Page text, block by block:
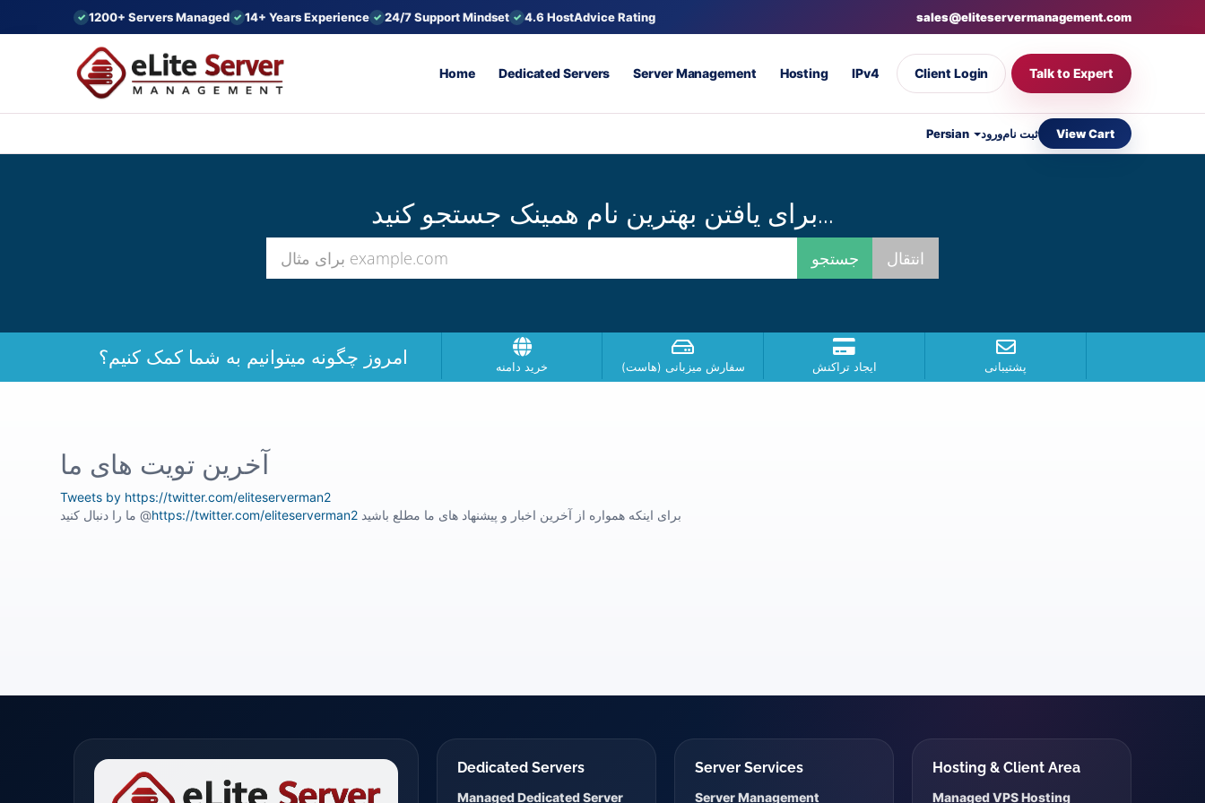
1200+ Servers Managed 14+ Years Experience 24/7 Support Mindset 4.6 HostAdvice Rating sales@eliteservermanagement.com
Home Dedicated Servers Server Management Hosting IPv4 Client Login Talk to Expert
Persian ورودثبت نام View Cart
برای یافتن بهترین نام همینک جستجو کنید...
امروز چگونه میتوانیم به شما کمک کنیم؟ خرید دامنه سفارش میزبانی (هاست) ایجاد تراکنش پشتیبانی
آخرین تویت های ما
Tweets by https://twitter.com/eliteserverman2
ما را دنبال کنید @https://twitter.com/eliteserverman2 برای اینکه همواره از آخرین اخبار و پیشنهاد های ما مطلع باشید
Dedicated Servers
Managed Dedicated Server
Server Services
Server Management
Hosting & Client Area
Managed VPS Hosting